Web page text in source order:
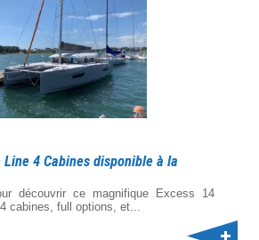
Line 4 Cabines disponible à la
découvrir ce magnifique Excess 14
cabines, full options, et...